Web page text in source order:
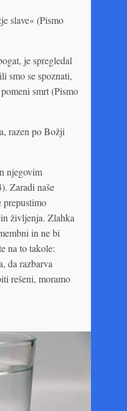
slave« (Pismo
je spregledal
smo se spoznati,
smrt (Pismo
razen po Božji
njegovim
Zaradi naše
prepustimo
življenja. Zlahka
in ne bi
na to takole:
da razbarva
rešeni, moramo